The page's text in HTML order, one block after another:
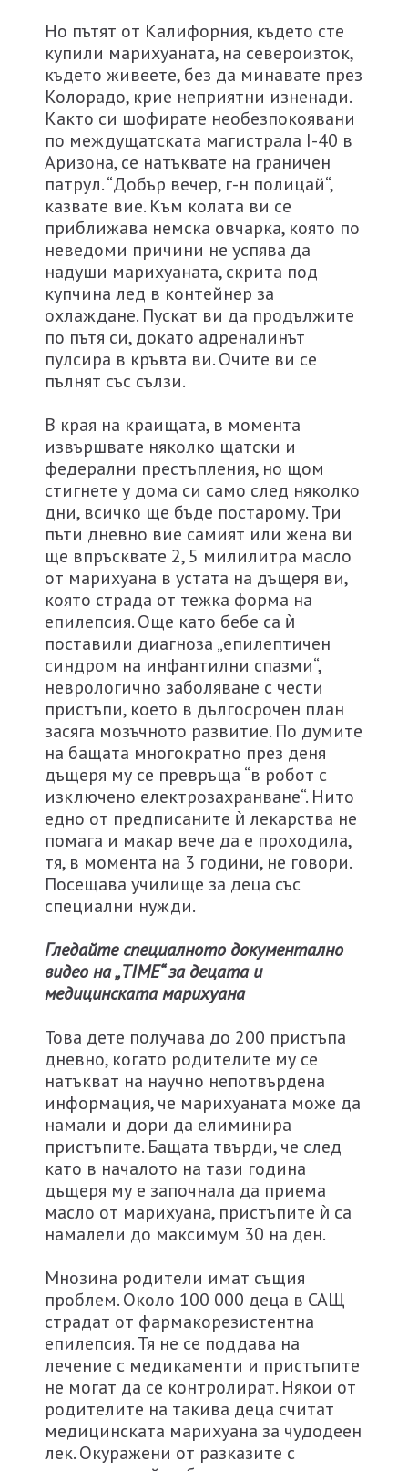
Но пътят от Калифорния, където сте
купили марихуаната, на североизток,
където живеете, без да минавате през
Колорадо, крие неприятни изненади.
Както си шофирате необезпокоявани
по междущатската магистрала I-40 в
Аризона, се натъквате на граничен
патрул. “Добър вечер, г-н полицай“,
казвате вие. Към колата ви се
приближава немска овчарка, която по
неведоми причини не успява да
надуши марихуаната, скрита под
купчина лед в контейнер за
охлаждане. Пускат ви да продължите
по пътя си, докато адреналинът
пулсира в кръвта ви. Очите ви се
пълнят със сълзи.
В края на краищата, в момента
извършвате няколко щатски и
федерални престъпления, но щом
стигнете у дома си само след няколко
дни, всичко ще бъде постарому. Три
пъти дневно вие самият или жена ви
ще впръсквате 2, 5 милилитра масло
от марихуана в устата на дъщеря ви,
която страда от тежка форма на
епилепсия. Още като бебе са ѝ
поставили диагноза „епилептичен
синдром на инфантилни спазми“,
неврологично заболяване с чести
пристъпи, което в дългосрочен план
засяга мозъчното развитие. По думите
на бащата многократно през деня
дъщеря му се превръща “в робот с
изключено електрозахранване“. Нито
едно от предписаните ѝ лекарства не
помага и макар вече да е проходила,
тя, в момента на 3 години, не говори.
Посещава училище за деца със
специални нужди.
Гледайте специалното документално
видео на„TIME“ за децата и
медицинската марихуана
Това дете получава до 200 пристъпа
дневно, когато родителите му се
натъкват на научно непотвърдена
информация, че марихуаната може да
намали и дори да елиминира
пристъпите. Бащата твърди, че след
като в началото на тази година
дъщеря му е започнала да приема
масло от марихуана, пристъпите ѝ са
намалели до максимум 30 на ден.
Мнозина родители имат същия
проблем. Около 100 000 деца в САЩ
страдат от фармакорезистентна
епилепсия. Тя не се поддава на
лечение с медикаменти и пристъпите
не могат да се контролират. Някои от
родителите на такива деца считат
медицинската марихуана за чудодеен
лек. Окуражени от разказите с